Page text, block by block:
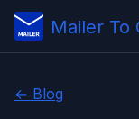
Mailer To
← Blog